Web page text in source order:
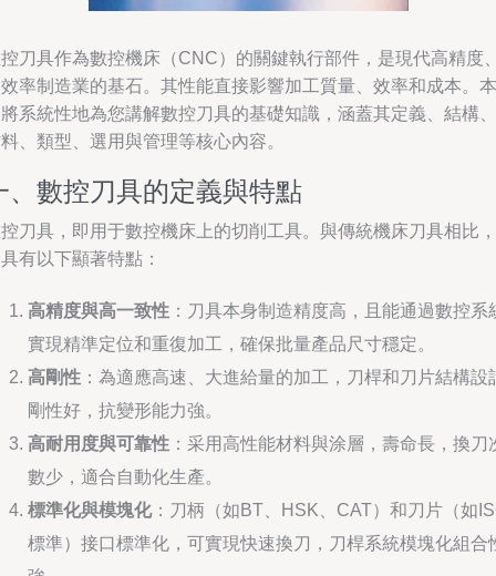
刀具作為數控機床（CNC）的關鍵執行部件，是現代高精度
率制造業的基石。其性能直接影響加工質量、效率和成本。本
系統性地為您講解數控刀具的基礎知識，涵蓋其定義、結構、
、類型、選用與管理等核心內容。
、數控刀具的定義與特點
刀具，即用于數控機床上的切削工具。與傳統機床刀具相比，
有以下顯著特點：
高精度與高一致性 ：刀具本身制造精度高，且能通過數控系
實現精準定位和重復加工，確保批量產品尺寸穩定。
高剛性 ：為適應高速、大進給量的加工，刀桿和刀片結構設
剛性好，抗變形能力強。
高耐用度與可靠性 ：采用高性能材料與涂層，壽命長，換刀
數少，適合自動化生產。
標準化與模塊化：刀柄（如BT、HSK、CAT）和刀片（如
標準）接口標準化，可實現快速換刀，刀桿系統模塊化組合